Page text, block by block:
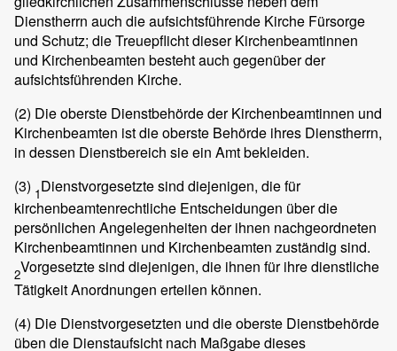
Dienstherrn auch die aufsichtsführende Kirche Fürsorge
und Schutz; die Treuepflicht dieser Kirchenbeamtinnen
und Kirchenbeamten besteht auch gegenüber der
aufsichtsführenden Kirche.
(2) Die oberste Dienstbehörde der Kirchenbeamtinnen und
Kirchenbeamten ist die oberste Behörde ihres Dienstherrn,
in dessen Dienstbereich sie ein Amt bekleiden.
(3) 1Dienstvorgesetzte sind diejenigen, die für
kirchenbeamtenrechtliche Entscheidungen über die
persönlichen Angelegenheiten der ihnen nachgeordneten
Kirchenbeamtinnen und Kirchenbeamten zuständig sind.
2Vorgesetzte sind diejenigen, die ihnen für ihre dienstliche
Tätigkeit Anordnungen erteilen können.
(4) Die Dienstvorgesetzten und die oberste Dienstbehörde
üben die Dienstaufsicht nach Maßgabe dieses